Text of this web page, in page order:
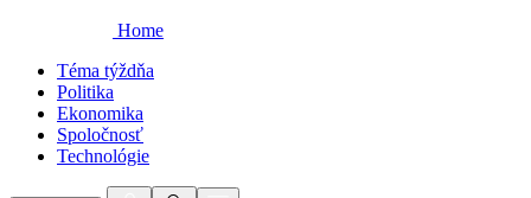
Home
Téma týždňa
Politika
Ekonomika
Spoločnosť
Technológie